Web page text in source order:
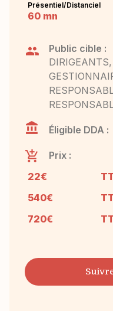
Présentiel/Distanciel
60 mn
Public cible :
Éligible DDA :
Prix :
22€
540€
720€